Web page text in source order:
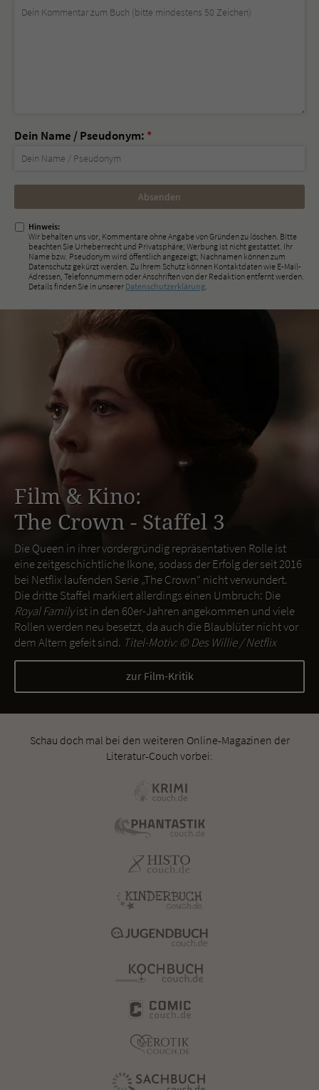
Dein Name / Pseudonym: *
Nicht
ausfüllen!
Hinweis:
Wir behalten uns vor, Kommentare ohne Angabe von Gründen zu löschen. Bitte
beachten Sie Urheberrecht und Privatsphäre; Werbung ist nicht gestattet. Ihr
Name bzw. Pseudonym wird öffentlich angezeigt; Nachnamen können zum
Datenschutz gekürzt werden. Zu Ihrem Schutz können Kontaktdaten wie E-Mail-
Adressen, Telefonnummern oder Anschriften von der Redaktion entfernt werden.
Details finden Sie in unserer Datenschutzerklärung
Film & Kino:
The Crown - Staffel 3
Die Queen in ihrer vordergründig repräsentativen Rolle ist
eine zeitgeschichtliche Ikone, sodass der Erfolg der seit 2016
bei Netflix laufenden Serie „The Crown“ nicht verwundert.
Die dritte Staffel markiert allerdings einen Umbruch: Die
Royal Familyist in den 60er-Jahren angekommen und viele
Rollen werden neu besetzt, da auch die Blaublüter nicht vor
dem Altern gefeit sind. Titel-Motiv: ©Des Willie / Netflix
zur Film-Kritik
Schau doch mal bei den weiteren Online-Magazinen der
Literatur-Couch vorbei: